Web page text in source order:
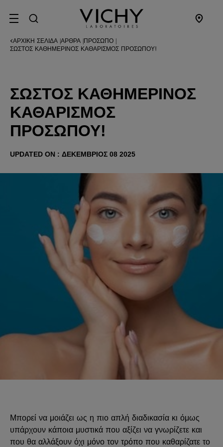
SITE MENU
ΑΡΧΙΚΉ ΣΕΛΊΔΑ ΆΡΘΡΑ ΠΡΌΣΩΠΟ
ΣΩΣΤΌΣ ΚΑΘΗΜΕΡΙΝΌΣ ΚΑΘΑΡΙΣΜΌΣ ΠΡΟΣΏΠΟΥ!
ΣΩΣΤΌΣ ΚΑΘΗΜΕΡΙΝΌΣ
ΚΑΘΑΡΙΣΜΌΣ
ΠΡΟΣΏΠΟΥ!
UPDATED ON : ΔΕΚΈΜΒΡΙΟΣ 08 2025
Μπορεί να μοιάζει ως η πιο απλή διαδικασία κι όμως
υπάρχουν κάποια μυστικά που αξίζει να γνωρίζετε και
που θα αλλάξουν όχι μόνο τον τρόπο που καθαρίζατε το